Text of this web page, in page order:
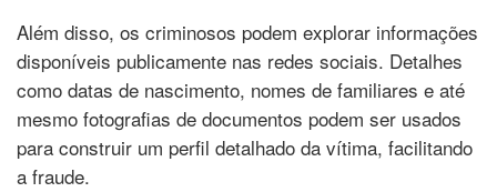
Além disso, os criminosos podem explorar informações
disponíveis publicamente nas redes sociais. Detalhes
como datas de nascimento, nomes de familiares e até
mesmo fotografias de documentos podem ser usados
para construir um perfil detalhado da vítima, facilitando
a fraude.